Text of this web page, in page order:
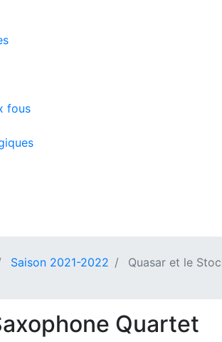
fous
Saison 2021-2022 Quasar et le
Quartet